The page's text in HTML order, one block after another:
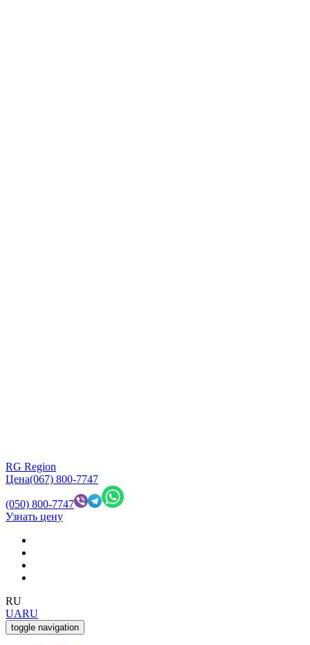
RG Region
Цена(067) 800-7747
(050) 800-7747
Узнать цену
RU
UARU
toggle navigation